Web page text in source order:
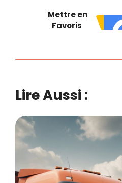
Mettre en
Favoris
Lire Aussi :